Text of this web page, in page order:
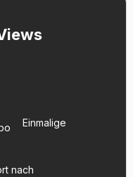
Einmalige